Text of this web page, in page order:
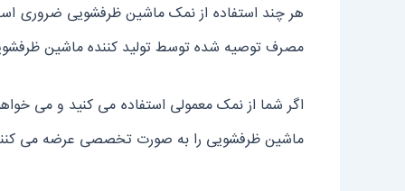
هر چند استفاده از نمک ماشین ظرفشویی ضروری
مصرف توصیه شده توسط تولید کننده ماشین
اگر شما از نمک معمولی استفاده می کنید و می
ماشین ظرفشویی را به صورت تخصصی عرضه می